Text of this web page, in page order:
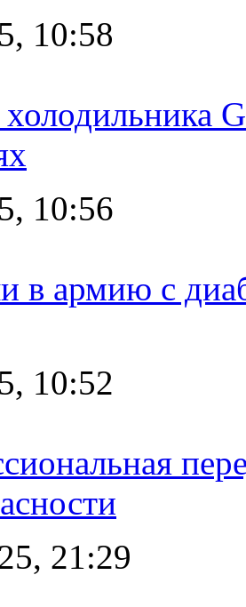
10:58
10:56
в армию с
10:52
21:29